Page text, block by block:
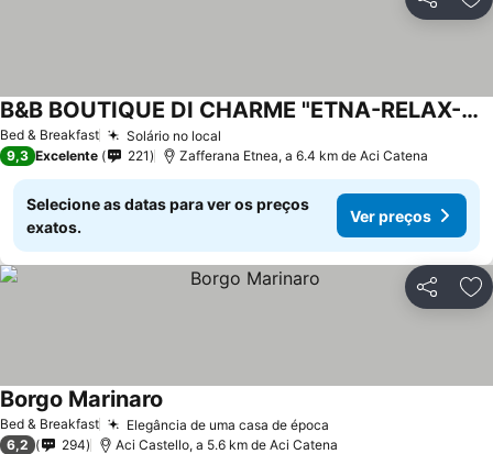
Partilhar
Bed & Breakfast Solário no local
B&B BOUTIQUE DI CHARME "ETNA-RELAX-NATURA"
9,3 Excelente 221 Zafferana Etnea, a 6.4 km de Aci Catena
Selecione as datas para ver os preços
exatos.
Ver preços
Partilhar
Bed & Breakfast Elegância de uma casa de época
Borgo Marinaro
6,2 294 Aci Castello, a 5.6 km de Aci Catena